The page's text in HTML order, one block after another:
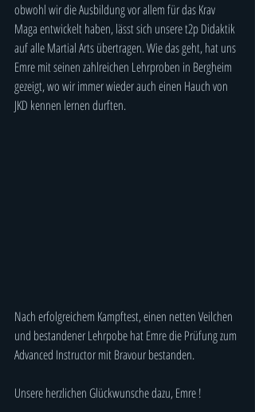
obwohl wir die Ausbildung vor allem für das Krav
Maga entwickelt haben, lässt sich unsere t2p Didaktik
auf alle Martial Arts übertragen. Wie das geht, hat uns
Emre mit seinen zahlreichen Lehrproben in Bergheim
gezeigt, wo wir immer wieder auch einen Hauch von
JKD kennen lernen durften.
Nach erfolgreichem Kampftest, einen netten Veilchen
und bestandener Lehrpobe hat Emre die Prüfung zum
Advanced Instructor mit Bravour bestanden.
Unsere herzlichen Glückwunsche dazu, Emre !